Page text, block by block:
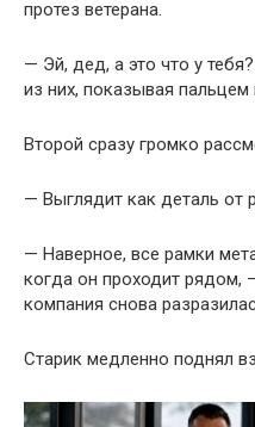
протез ветерана.
— Эй, дед, а это что у
из них, показывая пальцем
Второй сразу громко
— Выглядит как деталь от
— Наверное, все рамки
когда он проходит рядом,
компания снова
Старик медленно поднял